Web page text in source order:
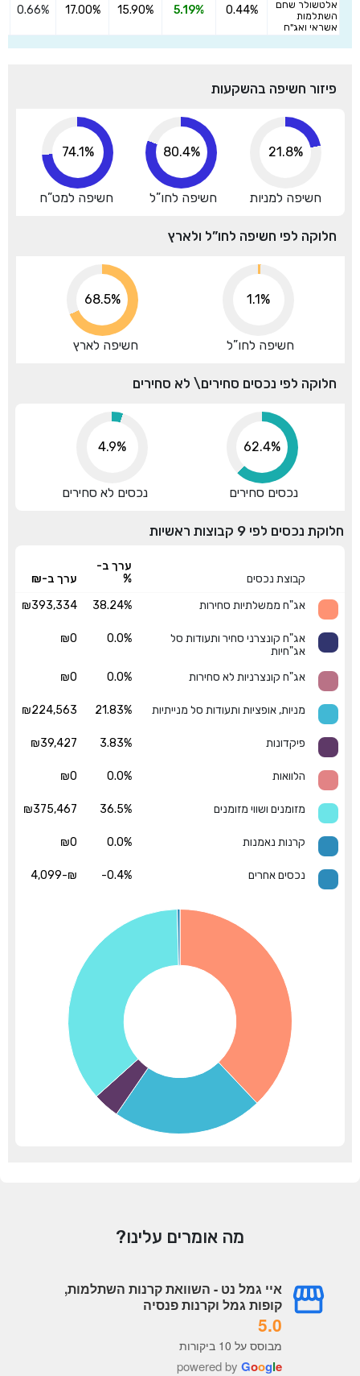
אלטשולר שחם
השתלמות
אשראי ואג"ח
0.44%
5.19%
15.90%
17.00%
0.66%
פיזור חשיפה בהשקעות
21.8%
חשיפה למניות
88.8%
חשיפה לחו”ל
81.3%
חשיפה למט”ח
חלוקה לפי חשיפה לחו”ל ולארץ
1.1%
חשיפה לחו”ל
75.1%
חשיפה לארץ
חלוקה לפי נכסים סחירים\ לא סחירים
68.8%
נכסים סחירים
4.9%
נכסים לא סחירים
חלוקת נכסים לפי 9 קבוצות ראשיות
קבוצת נכסים
ערך ב-
%
ערך ב-₪
אג"ח ממשלתיות סחירות
38.24%
₪393,334
אג"ח קונצרני סחיר ותעודות סל
אג"חיות
0.0%
₪0
אג"ח קונצרניות לא סחירות 0.0%
₪0
מניות, אופציות ותעודות סל מנייתיות 21.83%
₪224,563
פיקדונות 3.83%
₪39,427
הלוואות 0.0%
₪0
מזומנים ושווי מזומנים 36.5%
₪375,467
קרנות נאמנות 0.0%
₪0
נכסים אחרים -0.4%
₪-4,099
מה אומרים עלינו?
איי גמל נט - השוואת קרנות השתלמות,
קופות גמל וקרנות פנסיה
5.0
מבוסס על 10 ביקורות
powered by Google